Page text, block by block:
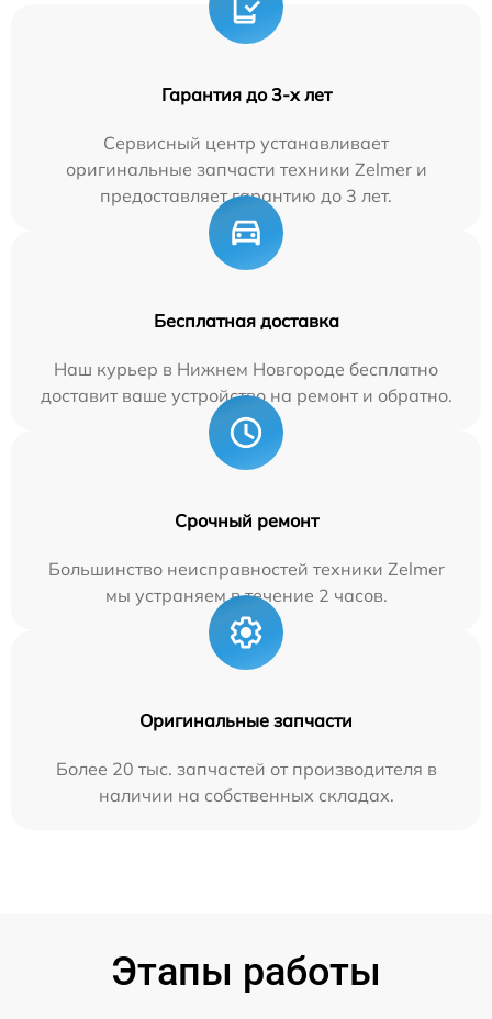
Гарантия до 3-х лет
Сервисный центр устанавливает
оригинальные запчасти техники Zelmer и
предоставляет гарантию до 3 лет.
Бесплатная доставка
Наш курьер в Нижнем Новгороде бесплатно
доставит ваше устройство на ремонт и обратно.
Срочный ремонт
Большинство неисправностей техники Zelmer
мы устраняем в течение 2 часов.
Оригинальные запчасти
Более 20 тыс. запчастей от производителя в
наличии на собственных складах.
Этапы работы